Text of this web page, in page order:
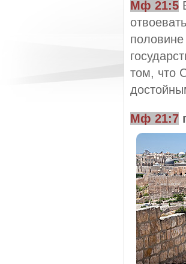
Мф 21:5
том, что
Мф 21:7